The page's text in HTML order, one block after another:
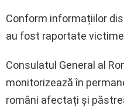
Conform informațiilor
au fost raportate
Consulatul General al
monitorizează în
români afectați și